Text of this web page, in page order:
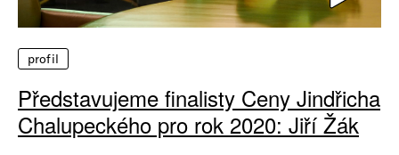
profil
Představujeme finalisty Ceny Jindřicha
Chalupeckého pro rok 2020: Jiří Žák